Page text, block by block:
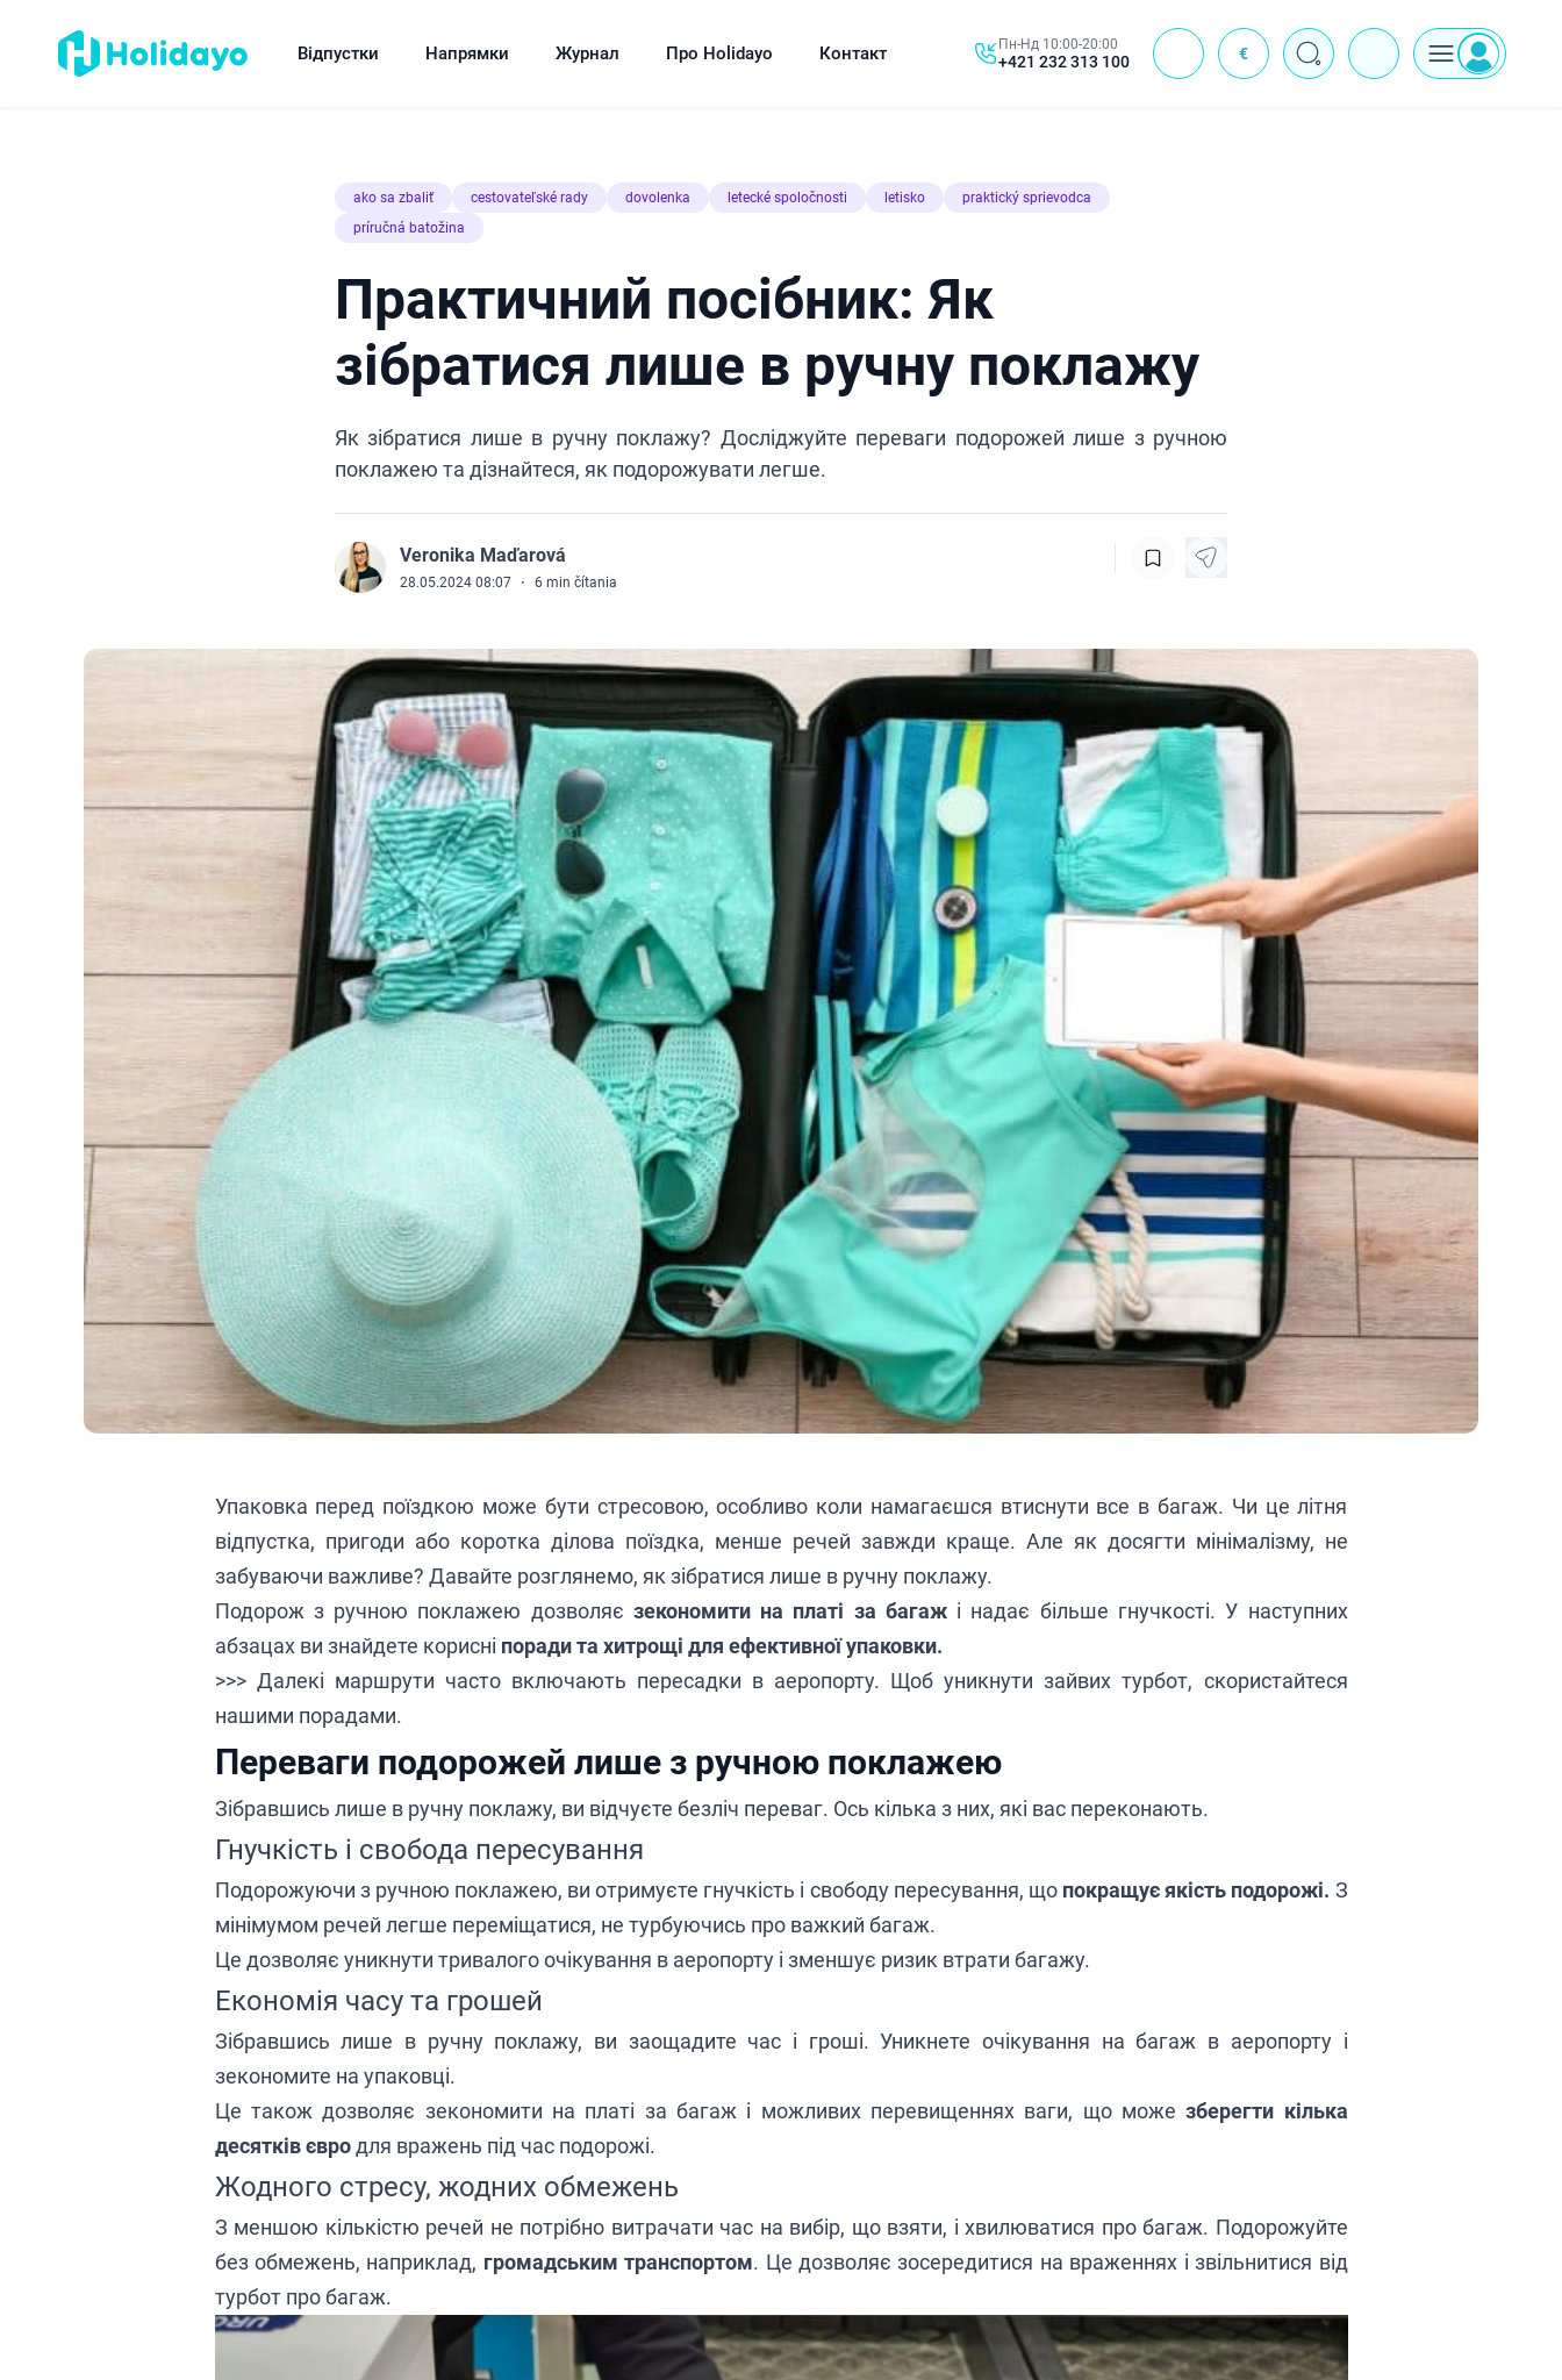
Відпустки Напрямки Журнал Про Holidayo Контакт Пн-Нд 10:00-20:00
+421 232 313 100 € J
ako sa zbaliť cestovateľské rady dovolenka letecké spoločnosti letisko
praktický sprievodca
príručná batožina
Практичний посібник: Як
зібратися лише в ручну поклажу
Як зібратися лише в ручну поклажу? Досліджуйте переваги подорожей лише з ручною
поклажею та дізнайтеся, як подорожувати легше.
J
Veronika Maďarová
28.05.2024 08:07 · 6 min čítania
Упаковка перед поїздкою може бути стресовою, особливо коли намагаєшся втиснути все в багаж. Чи це літня
відпустка, пригоди або коротка ділова поїздка, менше речей завжди краще. Але як досягти мінімалізму, не
забуваючи важливе? Давайте розглянемо, як зібратися лише в ручну поклажу.
Подорож з ручною поклажею дозволяє зекономити на платі за багажі надає більше гнучкості. У наступних
абзацах ви знайдете корисні поради та хитрощі для ефективної упаковки.
>>> Далекі маршрути часто включають пересадки в аеропорту. Щоб уникнути зайвих турбот, скористайтеся
нашими порадами.
Переваги подорожей лише з ручною поклажею
Зібравшись лише в ручну поклажу, ви відчуєте безліч переваг. Ось кілька з них, які вас переконають.
Гнучкість і свобода пересування
Подорожуючи з ручною поклажею, ви отримуєте гнучкість і свободу пересування, що покращує якість подорожі. З
мінімумом речей легше переміщатися, не турбуючись про важкий багаж.
Це дозволяє уникнути тривалого очікування в аеропорту і зменшує ризик втрати багажу.
Економія часу та грошей
Зібравшись лише в ручну поклажу, ви заощадите час і гроші. Уникнете очікування на багаж в аеропорту і
зекономите на упаковці.
Це також дозволяє зекономити на платі за багаж і можливих перевищеннях ваги, що можезберегти кілька
десятків євродля вражень під час подорожі.
Жодного стресу, жодних обмежень
З меншою кількістю речей не потрібно витрачати час на вибір, що взяти, і хвилюватися про багаж. Подорожуйте
без обмежень, наприклад, громадським транспортом. Це дозволяє зосередитися на враженнях і звільнитися від
турбот про багаж.